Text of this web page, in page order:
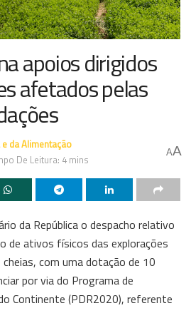
apoios dirigidos
afetados pelas
da Alimentação
De Leitura: 4 mins
AA
da República o despacho relativo
de ativos físicos das explorações
com uma dotação de 10
por via do Programa de
Continente (PDR2020), referente